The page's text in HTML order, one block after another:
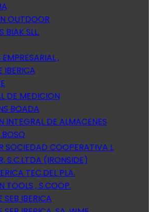
OUTDOOR
BIAK SLL.
,
IBERICA
DE MEDICION
BOADA
INTEGRAL DE ALMACENES
SOCIEDAD COOPERATIVA L
S.C.LTDA (IRONSIDE)
TEC.DEL PLA.
TOOLS , S.COOP.
SEB IBERICA